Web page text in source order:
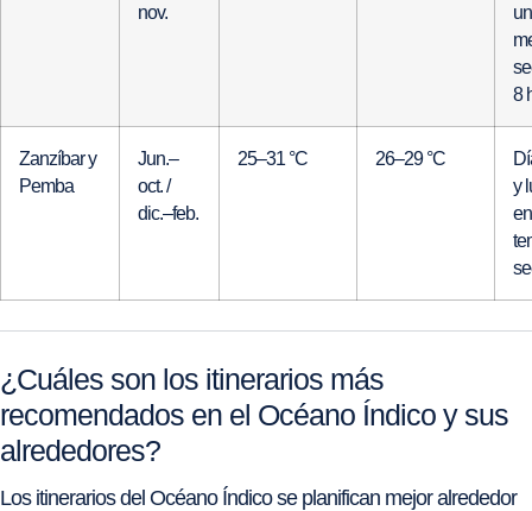
nov.
8
Zanzíbar y
Pemba
Jun.–
oct. /
dic.–feb.
25–31 °C 26–29 °C
y
en
¿Cuáles son los itinerarios más
recomendados en el Océano Índico y sus
alrededores?
Los itinerarios del Océano Índico se planifican mejor alrededor